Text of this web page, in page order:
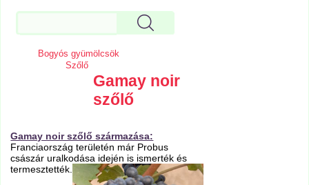
Bogyós gyümölcsök
Szőlő
Gamay noir
szőlő
Gamay noir szőlő származása:
Franciaország területén már Probus
császár uralkodása idején is ismerték és
termesztették.